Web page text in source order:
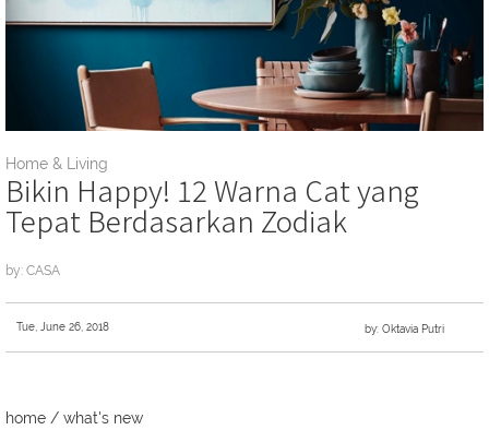
Home & Living
Bikin Happy! 12 Warna Cat yang
Tepat Berdasarkan Zodiak
by: CASA
Tue, June 26, 2018 by: Oktavia Putri
home / what's new